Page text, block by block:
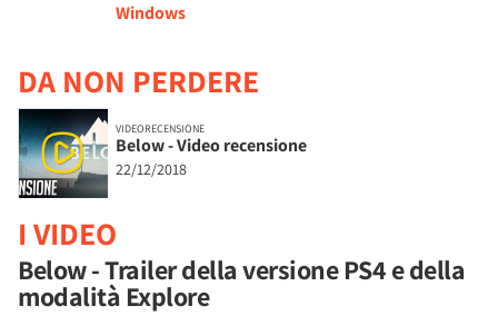
Windows
DA NON PERDERE
VIDEORECENSIONE
Below - Video recensione
22/12/2018
I VIDEO
Below - Trailer della versione PS4 e della
modalità Explore